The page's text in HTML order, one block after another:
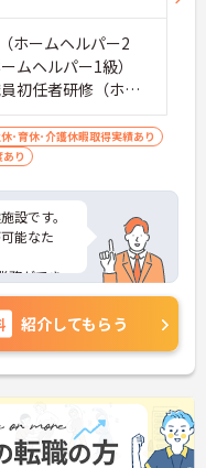
ホームヘルパー2
ムヘルパー1級）
初任者研修（ホー
持ちの方
･育休･介護休暇取得実績あり
り
設です。
能なた
務ができ
ので働き
に壁が無
大切にし
接のポイ
わせくだ
紹介してもらう